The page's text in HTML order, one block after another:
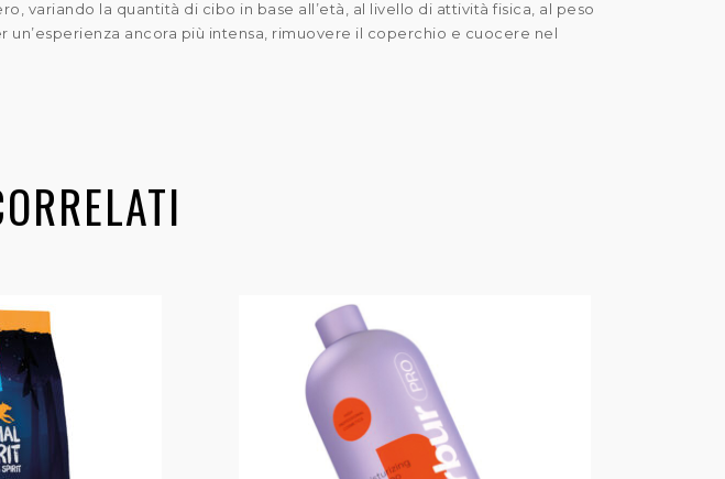
variando la quantità di cibo in base all’età, al livello di attività fisica, al peso
ancora più intensa, rimuovere il coperchio e cuocere nel